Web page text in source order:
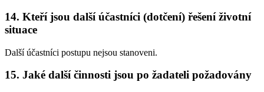
14. Kteří jsou další účastníci (dotčení) řešení životní
situace
Další účastníci postupu nejsou stanoveni.
15. Jaké další činnosti jsou po žadateli požadovány